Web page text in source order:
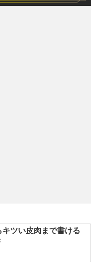
キツい皮肉まで書ける